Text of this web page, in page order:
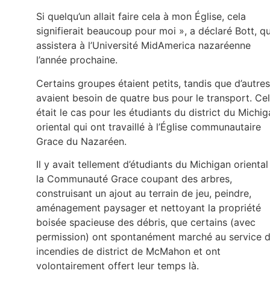
Si quelqu’un allait faire cela à mon Église, cela
signifierait beaucoup pour moi », a déclaré Bott,
assistera à l’Université MidAmerica nazaréenne
l’année prochaine.
Certains groupes étaient petits, tandis que d’autres
avaient besoin de quatre bus pour le transport.
était le cas pour les étudiants du district du
oriental qui ont travaillé à l’Église communautaire
Grace du Nazaréen.
Il y avait tellement d’étudiants du Michigan
la Communauté Grace coupant des arbres,
construisant un ajout au terrain de jeu, peindre,
aménagement paysager et nettoyant la propriété
boisée spacieuse des débris, que certains (avec
permission) ont spontanément marché au service
incendies de district de McMahon et ont
volontairement offert leur temps là.